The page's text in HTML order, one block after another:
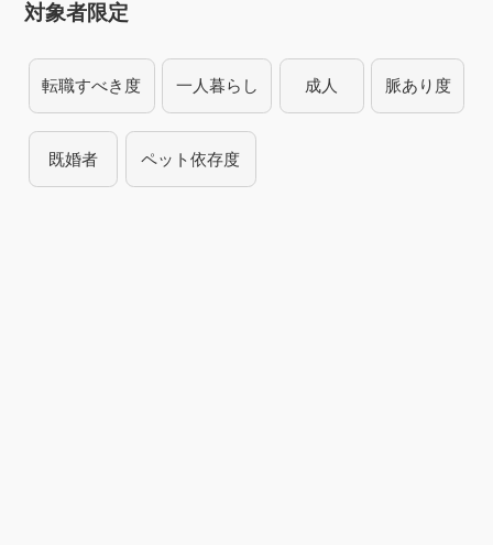
対象者限定
転職すべき度 一人暮らし 成人 脈あり度
既婚者 ペット依存度